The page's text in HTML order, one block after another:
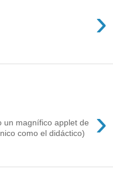
›
›
un magnífico applet de
como el didáctico)